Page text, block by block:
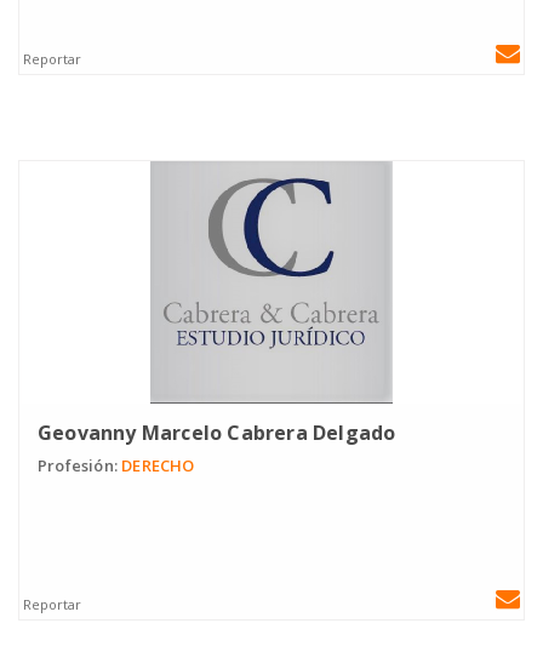
Reportar
Geovanny Marcelo Cabrera Delgado
Profesión: DERECHO
Reportar